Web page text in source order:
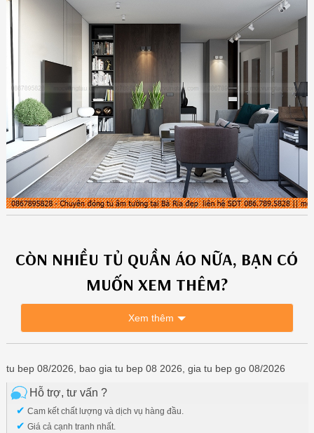
CÒN NHIỀU TỦ QUẦN ÁO NỮA, BẠN CÓ
MUỐN XEM THÊM?
Xem thêm
tu bep 08/2026, bao gia tu bep 08 2026, gia tu bep go 08/2026
Hỗ trợ, tư vấn ?
✔ Cam kết chất lượng và dịch vụ hàng đầu.
✔ Giá cả cạnh tranh nhất.